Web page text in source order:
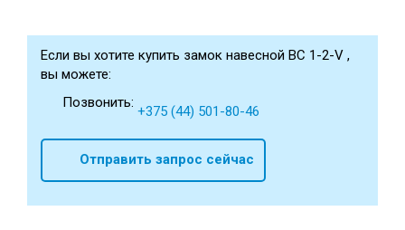
Если вы хотите купить замок навесной ВС 1-2-V ,
вы можете:
Позвонить:
+375 (44) 501-80-46
Отправить запрос сейчас